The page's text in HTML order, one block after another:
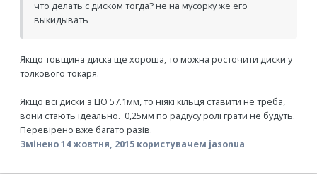
что делать с диском тогда? не на мусорку же его
выкидывать
Якщо товщина диска ще хороша, то можна росточити диски у
толкового токаря.
Якщо всі диски з ЦО 57.1мм, то ніякі кільця ставити не треба,
вони стають ідеально. 0,25мм по радіусу ролі грати не будуть.
Перевірено вже багато разів.
Змінено14 жовтня, 2015 користувачем jasonua